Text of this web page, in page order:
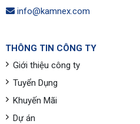
info@kamnex.com
THÔNG TIN CÔNG TY
Giới thiệu công ty
Tuyển Dụng
Khuyến Mãi
Dự án